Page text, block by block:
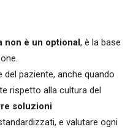
non è un optional , è la base
del paziente, anche quando
rispetto alla cultura del
soluzioni
e valutare ogni